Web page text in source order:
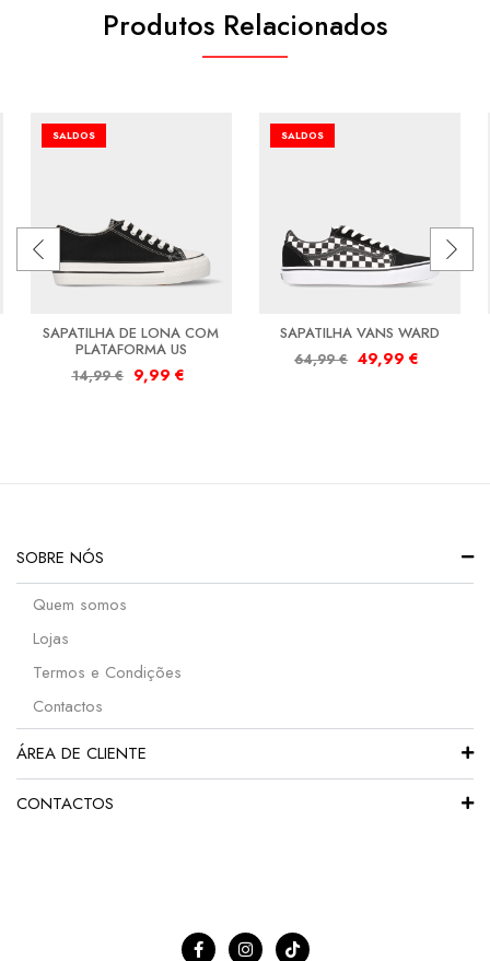
Produtos Relacionados
SALDOS
SAPATILHA DE LONA COM
PLATAFORMA US
14,99€ 9,99 €
SALDOS
SAPATILHA VANS WARD
64,99€ 49,99 €
SOBRE NÓS
Quem somos
Lojas
Termos e Condições
Contactos
ÁREA DE CLIENTE
CONTACTOS